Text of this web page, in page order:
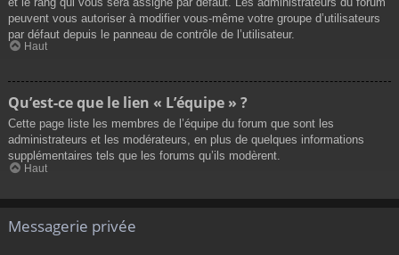
peuvent vous autoriser à modifier vous-même votre groupe d’utilisateurs
par défaut depuis le panneau de contrôle de l’utilisateur.
Haut
Qu’est-ce que le lien « L’équipe » ?
Cette page liste les membres de l’équipe du forum que sont les
administrateurs et les modérateurs, en plus de quelques informations
supplémentaires tels que les forums qu’ils modèrent.
Haut
Messagerie privée